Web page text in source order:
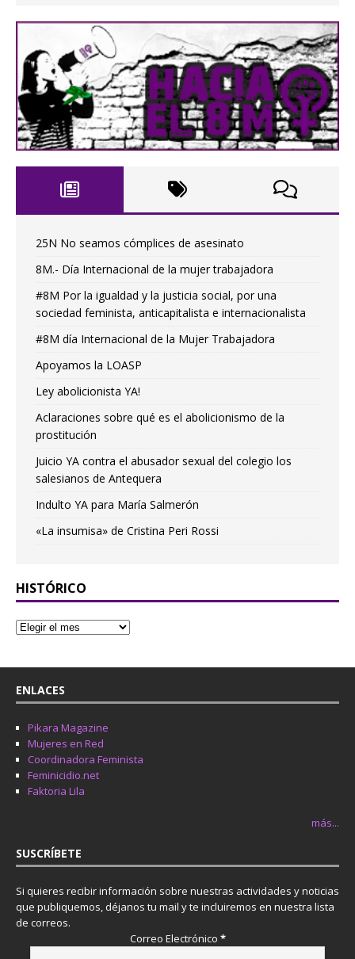
25N No seamos cómplices de asesinato
8M.- Día Internacional de la mujer trabajadora
#8M Por la igualdad y la justicia social, por una
sociedad feminista, anticapitalista e internacionalista
#8M día Internacional de la Mujer Trabajadora
Apoyamos la LOASP
Ley abolicionista YA!
Aclaraciones sobre qué es el abolicionismo de la
prostitución
Juicio YA contra el abusador sexual del colegio los
salesianos de Antequera
Indulto YA para María Salmerón
«La insumisa» de Cristina Peri Rossi
HISTÓRICO
ENLACES
Pikara Magazine
Mujeres en Red
Coordinadora Feminista
Feminicidio.net
Faktoria Lila
más...
SUSCRÍBETE
Si quieres recibir información sobre nuestras actividades y noticias
que publiquemos, déjanos tu mail y te incluiremos en nuestra lista
de correos.
Correo Electrónico *